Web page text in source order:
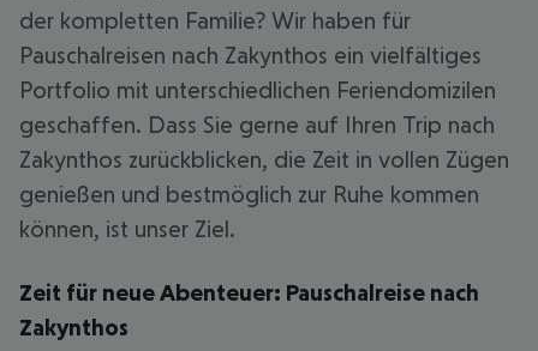
der kompletten Familie? Wir haben für
Pauschalreisen nach Zakynthos ein vielfältiges
Portfolio mit unterschiedlichen Feriendomizilen
geschaffen. Dass Sie gerne auf Ihren Trip nach
Zakynthos zurückblicken, die Zeit in vollen Zügen
genießen und bestmöglich zur Ruhe kommen
können, ist unser Ziel.
Zeit für neue Abenteuer: Pauschalreise nach
Zakynthos